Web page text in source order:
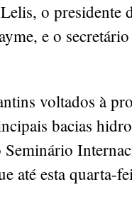
o presidente
e o
voltados à
bacias
Seminário
até esta quarta-